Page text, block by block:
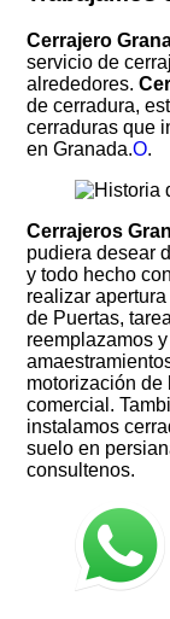
Cerrajero
servicio de
alrededores.
de cerradura,
cerraduras que
en Granada.O.
Cerrajeros
pudiera desear
y todo hecho
realizar
de Puertas,
reemplazamos
motorización de
comercial.
instalamos
suelo en
consultenos.